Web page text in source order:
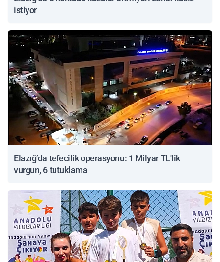
istiyor
Elazığ’da tefecilik operasyonu: 1 Milyar TL'lik
vurgun, 6 tutuklama